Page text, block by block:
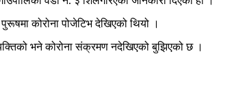
कोरोना पोजेटिभ देखिएको थियो ।
भने कोरोना संक्रमण नदेखिएको बुझिएको छ ।